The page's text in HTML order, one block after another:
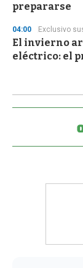
prepararse
04:00 Exclusivo
El invierno
eléctrico: el